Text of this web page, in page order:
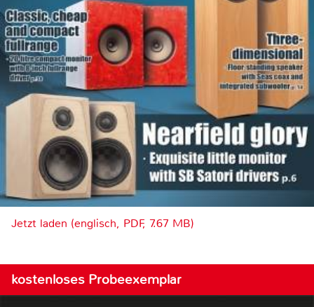
Jetzt laden (englisch, PDF, 7.67 MB)
kostenloses Probeexemplar